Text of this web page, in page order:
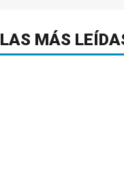
LAS MÁS